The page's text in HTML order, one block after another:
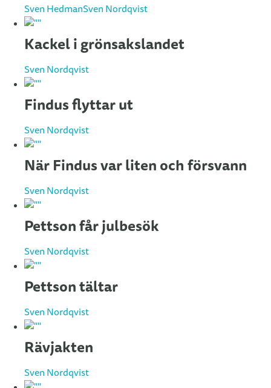
Sven HedmanSven Nordqvist
Kackel i grönsakslandet
Sven Nordqvist
Findus flyttar ut
Sven Nordqvist
När Findus var liten och försvann
Sven Nordqvist
Pettson får julbesök
Sven Nordqvist
Pettson tältar
Sven Nordqvist
Rävjakten
Sven Nordqvist